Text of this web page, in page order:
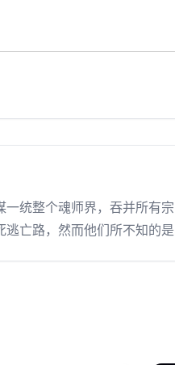
整个魂师界，吞并所有
逃亡路，然而他们所不知